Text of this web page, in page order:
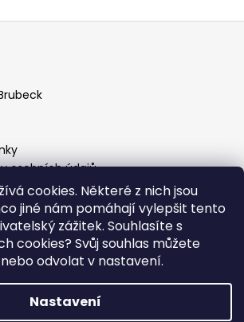
cookies. Některé z nich jsou
jiné nám pomáhají vylepšit tento
zážitek. Souhlasíte s
cookies? Svůj souhlas můžete
odvolat v nastavení.
Nastavení
osobních údajů